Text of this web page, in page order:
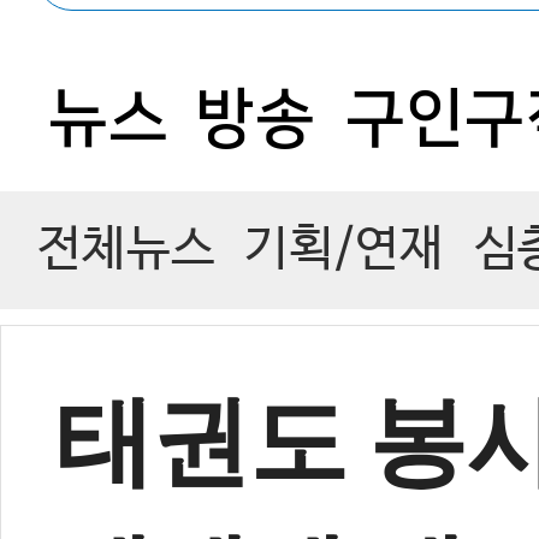
뉴스 방송 구인
전체뉴스 기획/연재 심
태권도 봉
0